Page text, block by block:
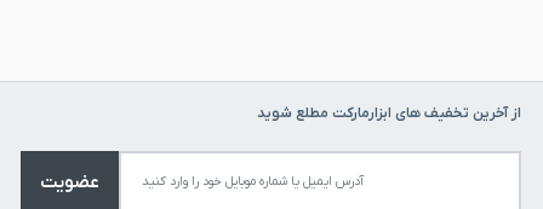
از آخرین تخفیف های ابزارمارکت مطلع شوید
عضویت